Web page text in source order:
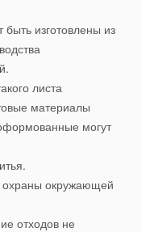
быть изготовлены из
листа
материалы
могут
охраны окружающей
отходов не